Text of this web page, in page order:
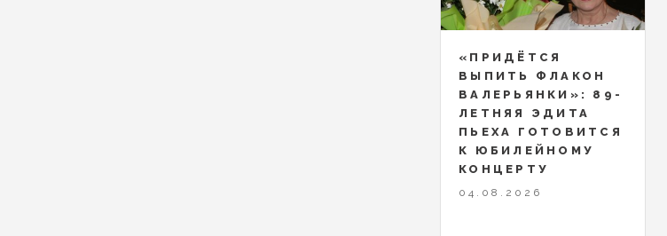
«ПРИДЁТСЯ
ВЫПИТЬ ФЛАКОН
ВАЛЕРЬЯНКИ»: 89-
ЛЕТНЯЯ ЭДИТА
ПЬЕХА ГОТОВИТСЯ
К ЮБИЛЕЙНОМУ
КОНЦЕРТУ
04.08.2026